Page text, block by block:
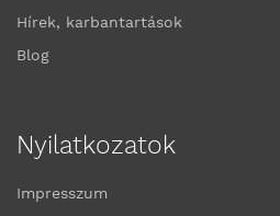
Hírek, karbantartások
Blog
Nyilatkozatok
Impresszum